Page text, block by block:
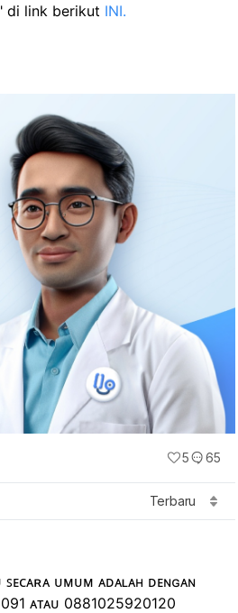
di link berikut INI.
5 65
Terbaru
ꜱᴇᴄᴀʀᴀ ᴜᴍᴜᴍ ᴀᴅᴀʟᴀʜ ᴅᴇɴɢᴀɴ
ᴀᴛᴀᴜ 0881025920120